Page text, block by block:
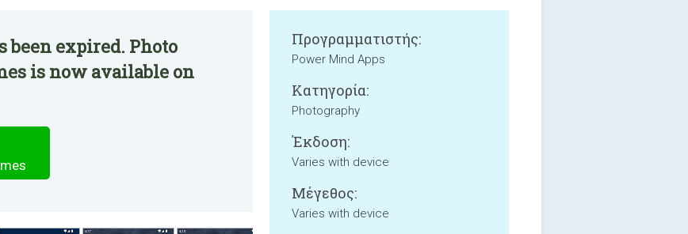
expired. Photo
is now available on
Προγραμματιστής:
Power Mind Apps
Κατηγορία:
Photography
Έκδοση:
Varies with device
Μέγεθος:
Varies with device